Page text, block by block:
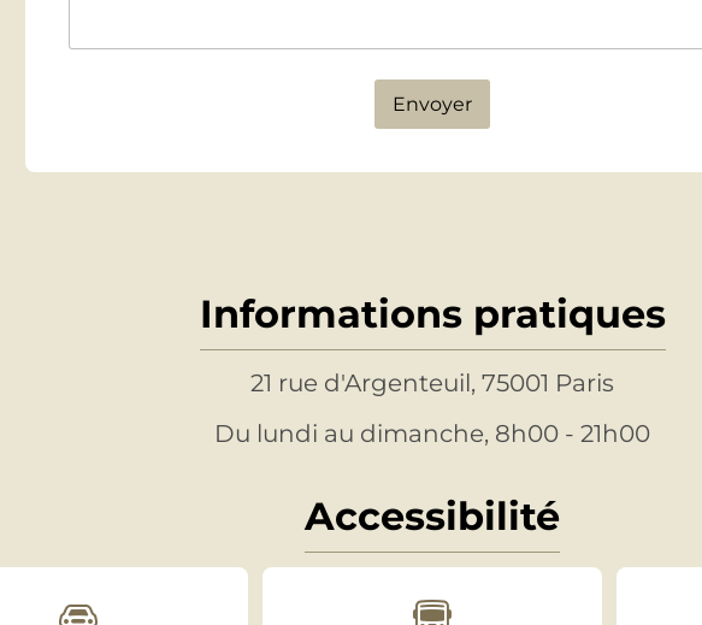
Envoyer
Informations pratiques
21 rue d'Argenteuil, 75001 Paris
Du lundi au dimanche, 8h00 - 21h00
Accessibilité